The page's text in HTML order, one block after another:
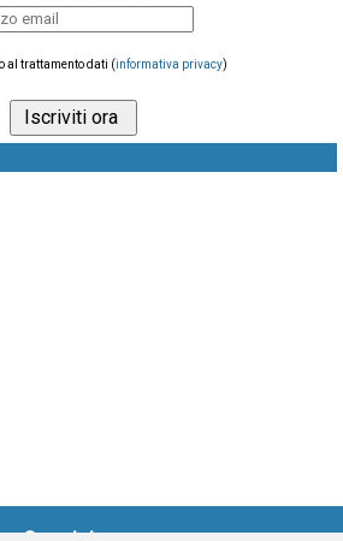
al trattamento dati (informativa privacy)